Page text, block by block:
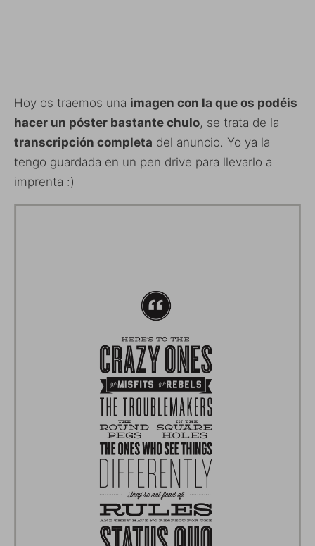
Hoy os traemos una imagen con la que os podéis
hacer un póster bastante chulo, se trata de la
transcripción completa del anuncio. Yo ya la
tengo guardada en un pen drive para llevarlo a
imprenta :)